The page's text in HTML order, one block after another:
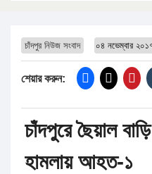
চাঁদপুর নিউজ সংবাদ ০৪ নভেম্বার
শেয়ার করুন:
চাঁদপুরে ছৈয়াল
হামলায় আহত-১